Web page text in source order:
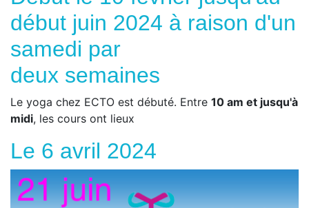
début juin 2024 à raison d'un
samedi par
deux semaines
Le yoga chez ECTO est débuté. Entre 10 am et jusqu'à
midi, les cours ont lieux
Le 6 avril 2024